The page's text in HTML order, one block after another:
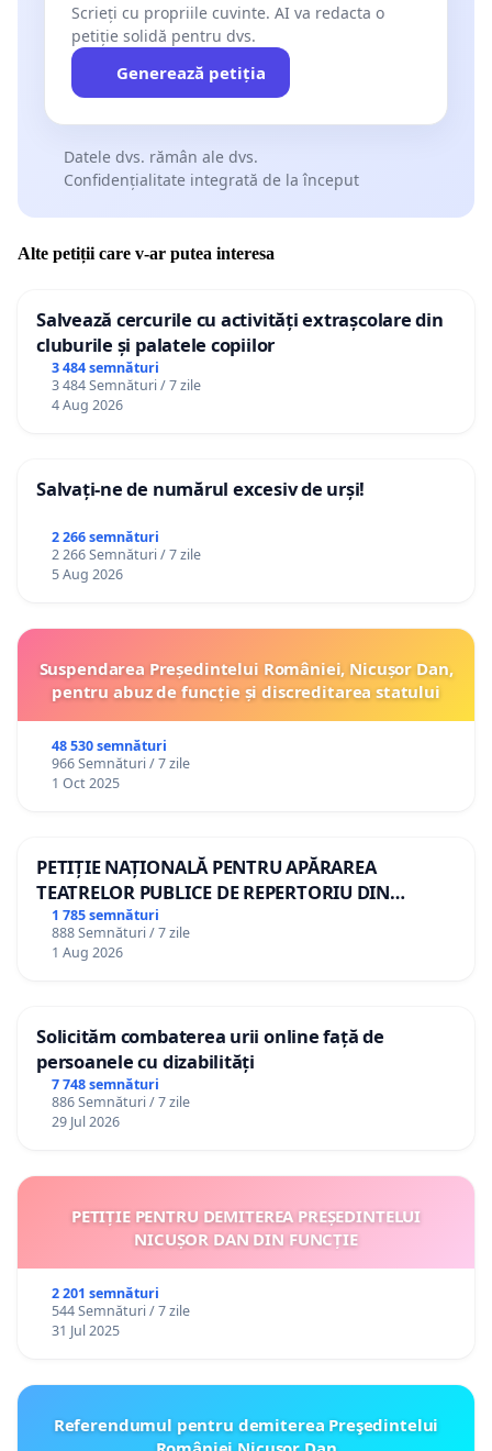
Scrieți cu propriile cuvinte. AI va redacta o
petiție solidă pentru dvs.
Generează petiția
Datele dvs. rămân ale dvs.
Confidențialitate integrată de la început
Alte petiții care v-ar putea interesa
Salvează cercurile cu activități extrașcolare din
cluburile și palatele copiilor
3 484 semnături
3 484 Semnături / 7 zile
4 Aug 2026
Salvați-ne de numărul excesiv de urși!
2 266 semnături
2 266 Semnături / 7 zile
5 Aug 2026
Suspendarea Președintelui României, Nicușor Dan,
pentru abuz de funcție și discreditarea statului
48 530 semnături
966 Semnături / 7 zile
1 Oct 2025
PETIȚIE NAȚIONALĂ PENTRU APĂRAREA
TEATRELOR PUBLICE DE REPERTORIU DIN
ROMÂNIA
1 785 semnături
888 Semnături / 7 zile
1 Aug 2026
Solicităm combaterea urii online față de
persoanele cu dizabilități
7 748 semnături
886 Semnături / 7 zile
29 Jul 2026
PETIȚIE PENTRU DEMITEREA PREȘEDINTELUI
NICUȘOR DAN DIN FUNCȚIE
2 201 semnături
544 Semnături / 7 zile
31 Jul 2025
Referendumul pentru demiterea Preşedintelui